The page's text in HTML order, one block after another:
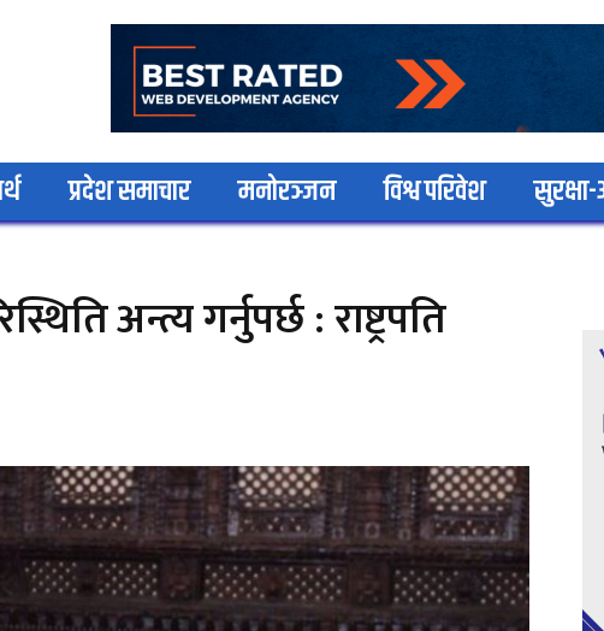
प्रदेश समाचार मनोरञ्जन विश्व परिवेश
अन्त्य गर्नुपर्छ : राष्ट्रपति